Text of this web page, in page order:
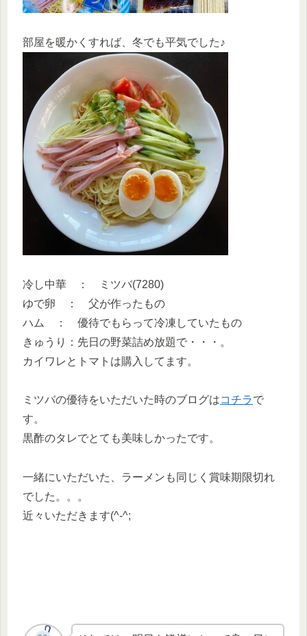
部屋を暖かくすれば、冬でも平気でした♪
冷し中華 ： ミツバ(7280)
ゆで卵 ： 父が作ったもの
ハム ： 優待でもらって冷凍していたもの
きゅうり：先日の野菜詰め放題で・・・。
カイワレとトマトは購入してます。
ミツバの優待をいただいた時のブログはコチラで
す。
黒酢のタレでとても美味しかったです。
一緒にいただいた、ラーメンも同じく賞味期限切れ
でした。。。
近々いただきます(^-^;